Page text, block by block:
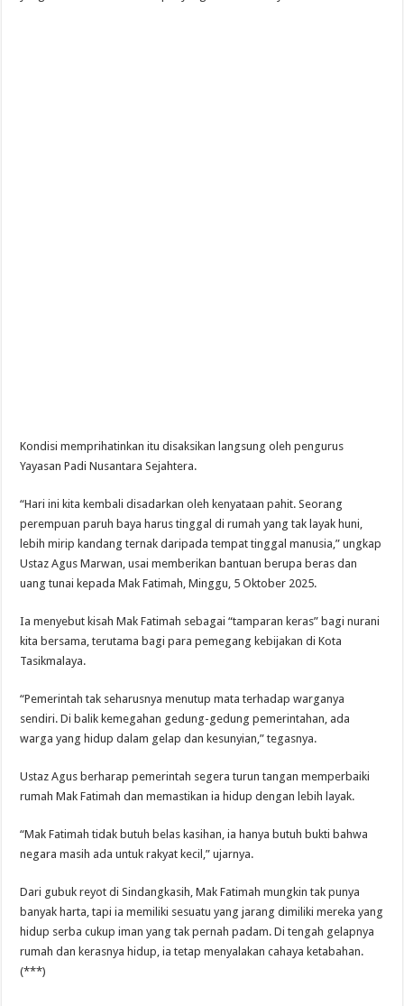
Kondisi memprihatinkan itu disaksikan langsung oleh pengurus
Yayasan Padi Nusantara Sejahtera.
“Hari ini kita kembali disadarkan oleh kenyataan pahit. Seorang
perempuan paruh baya harus tinggal di rumah yang tak layak huni,
lebih mirip kandang ternak daripada tempat tinggal manusia,” ungkap
Ustaz Agus Marwan, usai memberikan bantuan berupa beras dan
uang tunai kepada Mak Fatimah, Minggu, 5 Oktober 2025.
Ia menyebut kisah Mak Fatimah sebagai “tamparan keras” bagi nurani
kita bersama, terutama bagi para pemegang kebijakan di Kota
Tasikmalaya.
“Pemerintah tak seharusnya menutup mata terhadap warganya
sendiri. Di balik kemegahan gedung-gedung pemerintahan, ada
warga yang hidup dalam gelap dan kesunyian,” tegasnya.
Ustaz Agus berharap pemerintah segera turun tangan memperbaiki
rumah Mak Fatimah dan memastikan ia hidup dengan lebih layak.
“Mak Fatimah tidak butuh belas kasihan, ia hanya butuh bukti bahwa
negara masih ada untuk rakyat kecil,” ujarnya.
Dari gubuk reyot di Sindangkasih, Mak Fatimah mungkin tak punya
banyak harta, tapi ia memiliki sesuatu yang jarang dimiliki mereka yang
hidup serba cukup iman yang tak pernah padam. Di tengah gelapnya
rumah dan kerasnya hidup, ia tetap menyalakan cahaya ketabahan.
(***)